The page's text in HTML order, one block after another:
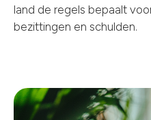
land de regels bepaalt
bezittingen en schulden.